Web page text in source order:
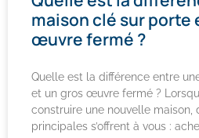
maison clé sur porte
œuvre fermé ?
Quelle est la différence entre
et un gros œuvre fermé ?
construire une nouvelle maison,
principales s’offrent à vous :